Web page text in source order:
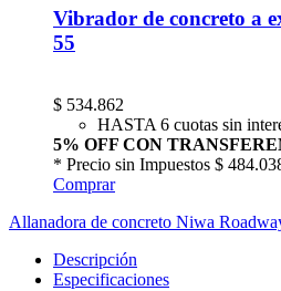
Vibrador de concreto a
55
$ 534.862
HASTA 6 cuotas sin
5% OFF CON
* Precio sin Impuestos $
Comprar
Allanadora de concreto Niwa
Descripción
Especificaciones